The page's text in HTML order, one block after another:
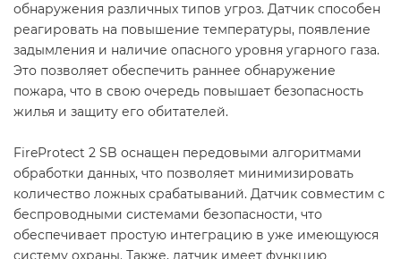
обнаружения различных типов угроз. Датчик способен
реагировать на повышение температуры, появление
задымления и наличие опасного уровня угарного газа.
Это позволяет обеспечить раннее обнаружение
пожара, что в свою очередь повышает безопасность
жилья и защиту его обитателей.
FireProtect 2 SB оснащен передовыми алгоритмами
обработки данных, что позволяет минимизировать
количество ложных срабатываний. Датчик совместим с
беспроводными системами безопасности, что
обеспечивает простую интеграцию в уже имеющуюся